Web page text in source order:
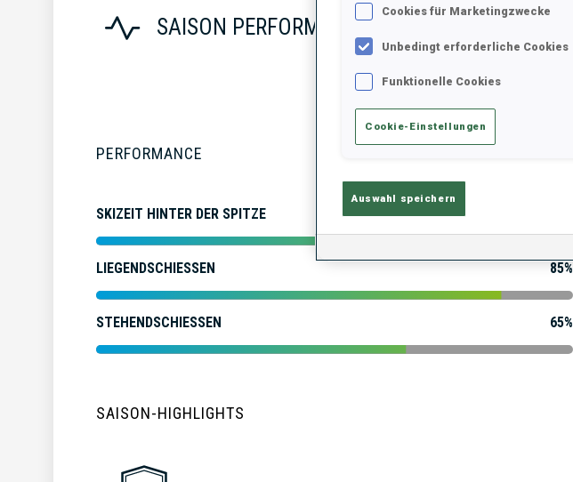
SAISON PERFORMANCE
PERFORMANCE
SKIZEIT HINTER DER SPITZE
LIEGENDSCHIESSEN 85%
STEHENDSCHIESSEN 65%
SAISON-HIGHLIGHTS
Cookies für Marketingzwecke
Unbedingt erforderliche Cookies
Funktionelle Cookies
Cookie-Einstellungen
Auswahl speichern